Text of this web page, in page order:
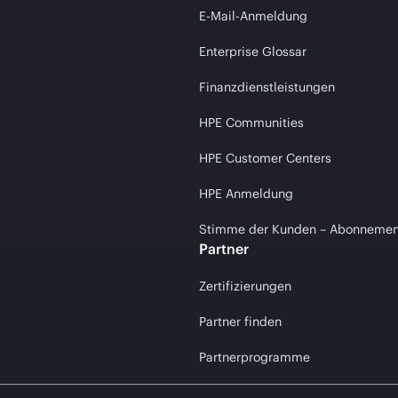
E-Mail-Anmeldung
Enterprise Glossar
Finanzdienstleistungen
HPE Communities
HPE Customer Centers
HPE Anmeldung
Stimme der Kunden –
Partner
Zertifizierungen
Partner finden
Partnerprogramme